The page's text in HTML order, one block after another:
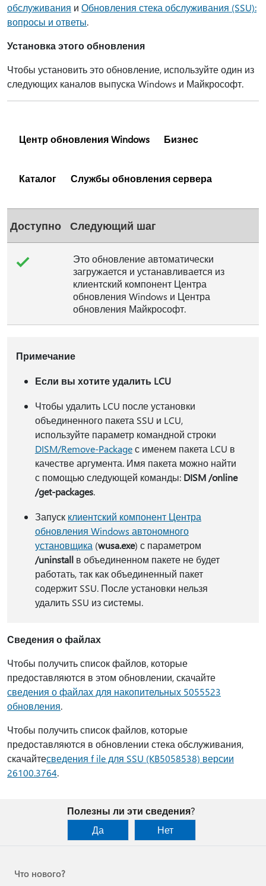
обслуживания и Обновления стека обслуживания (SSU):
вопросы и ответы.
Установка этого обновления
Чтобы установить это обновление, используйте один из
следующих каналов выпуска Windows и Майкрософт.
Центр обновления Windows Бизнес
Каталог Службы обновления сервера
Доступно Следующий шаг
Это обновление автоматически
загружается и устанавливается из
клиентский компонент Центра
обновления Windows и Центра
обновления Майкрософт.
Примечание
Если вы хотите удалить LCU
Чтобы удалить LCU после установки
объединенного пакета SSU и LCU,
используйте параметр командной строки
DISM/Remove-Packageс именем пакета LCU в
качестве аргумента. Имя пакета можно найти
с помощью следующей команды: DISM /online
/get-packages.
Запуск клиентский компонент Центра
обновления Windows автономного
установщика (wusa.exe) с параметром
/uninstallв объединенном пакете не будет
работать, так как объединенный пакет
содержит SSU. После установки нельзя
удалить SSU из системы.
Сведения о файлах
Чтобы получить список файлов, которые
предоставляются в этом обновлении, скачайте
сведения о файлах для накопительных 5055523
обновления.
Чтобы получить список файлов, которые
предоставляются в обновлении стека обслуживания,
скачайтесведения f ile для SSU (KB5058538) версии
26100.3764.
Полезны ли эти сведения?
Да
Нет
Что нового?